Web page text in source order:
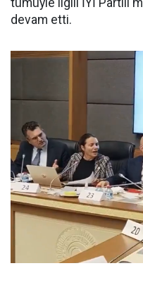
tümüyle ilgili İYİ Partili
devam etti.